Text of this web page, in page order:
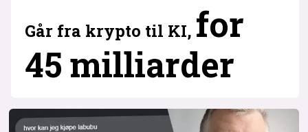
Går fra krypto til KI, for
45 milliarder